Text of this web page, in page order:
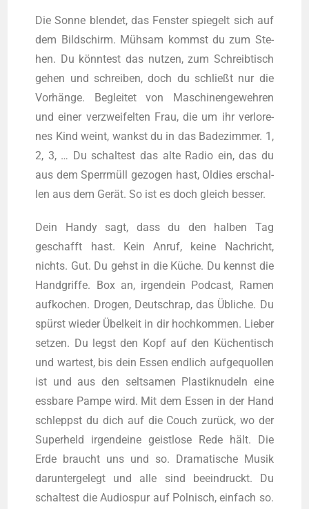
Die Son­ne blen­det, das Fens­ter spie­gelt sich auf
dem Bild­schirm. Müh­sam kommst du zum Ste­
hen. Du könn­test das nut­zen, zum Schreib­tisch
gehen und schrei­ben, doch du schließt nur die
Vor­hän­ge. Beglei­tet von Maschi­nen­ge­weh­ren
und einer ver­zwei­fel­ten Frau, die um ihr ver­lo­re­
nes Kind weint, wankst du in das Bade­zim­mer. 1,
2, 3, … Du schal­test das alte Radio ein, das du
aus dem Sperr­müll gezo­gen hast, Oldies erschal­
len aus dem Gerät. So ist es doch gleich besser.
Dein Han­dy sagt, dass du den hal­ben Tag
geschafft hast. Kein Anruf, kei­ne Nach­richt,
nichts. Gut. Du gehst in die Küche. Du kennst die
Hand­grif­fe. Box an, irgend­ein Pod­cast, Ramen
auf­ko­chen. Dro­gen, Deutschrap, das Übli­che. Du
spürst wie­der Übel­keit in dir hoch­kom­men. Lie­ber
set­zen. Du legst den Kopf auf den Küchen­tisch
und war­test, bis dein Essen end­lich auf­ge­quol­len
ist und aus den selt­sa­men Plas­tik­nu­deln eine
ess­ba­re Pam­pe wird. Mit dem Essen in der Hand
schleppst du dich auf die Couch zurück, wo der
Super­held irgend­ei­ne geist­lo­se Rede hält. Die
Erde braucht uns und so. Dra­ma­ti­sche Musik
dar­un­ter­ge­legt und alle sind beein­druckt. Du
schal­test die Audio­spur auf Pol­nisch, ein­fach so.